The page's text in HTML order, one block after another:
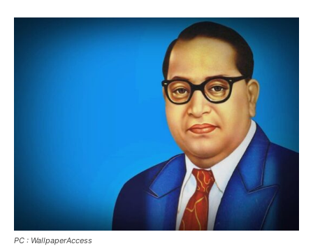
PC : WallpaperAccess